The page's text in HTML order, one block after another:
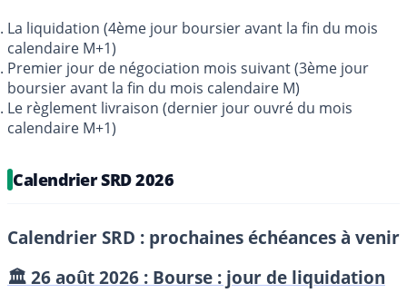
La liquidation (4ème jour boursier avant la fin du mois
calendaire M+1)
Premier jour de négociation mois suivant (3ème jour
boursier avant la fin du mois calendaire M)
Le règlement livraison (dernier jour ouvré du mois
calendaire M+1)
Calendrier SRD 2026
Calendrier SRD : prochaines échéances à venir
🏛️ 26 août 2026 : Bourse : jour de liquidation